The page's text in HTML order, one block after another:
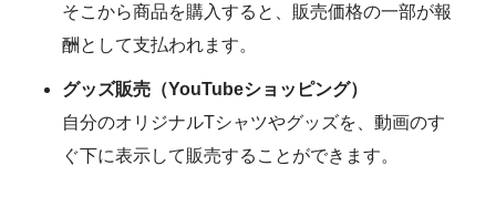
そこから商品を購入すると、販売価格の一部が報
酬として支払われます。
グッズ販売（YouTubeショッピング）
自分のオリジナルTシャツやグッズを、動画のす
ぐ下に表示して販売することができます。